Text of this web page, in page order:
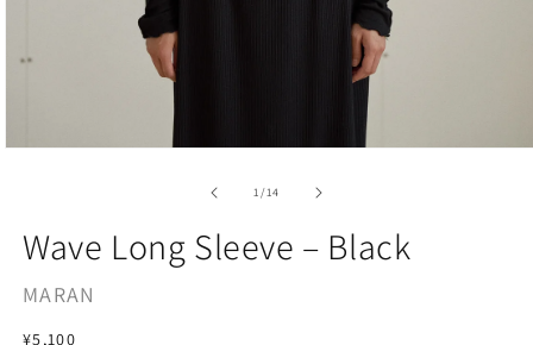
1/of
14
Wave Long Sleeve – Black
MARAN
Regular
¥5,100